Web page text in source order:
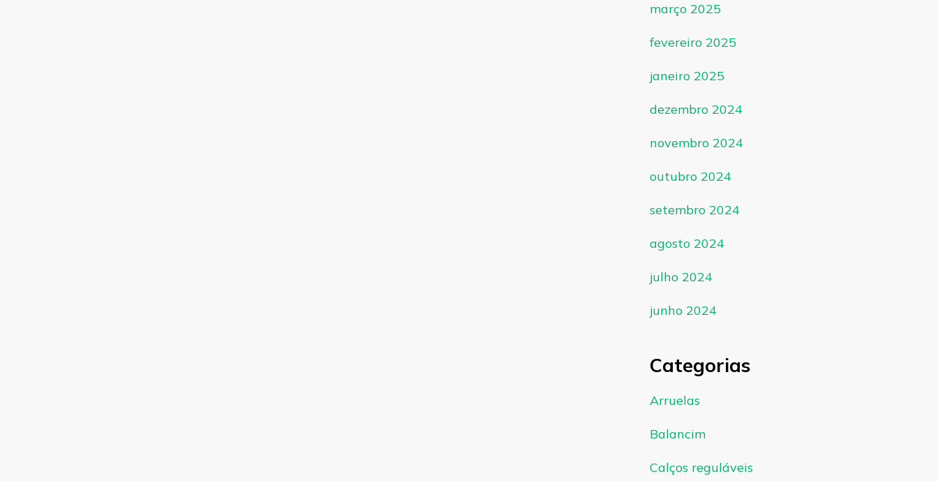
março 2025
fevereiro 2025
janeiro 2025
dezembro 2024
novembro 2024
outubro 2024
setembro 2024
agosto 2024
julho 2024
junho 2024
Categorias
Arruelas
Balancim
Calços reguláveis